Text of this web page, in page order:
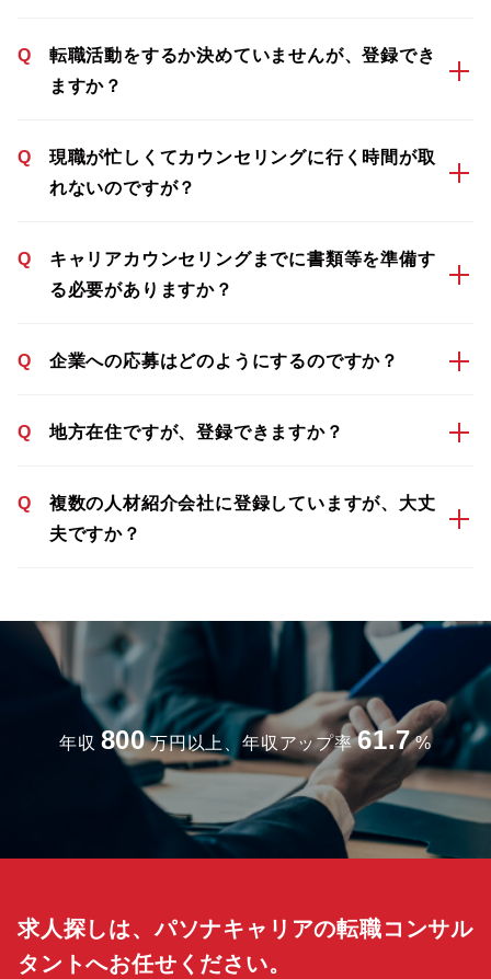
Q
転職活動をするか決めていませんが、登録でき
ますか？
Q
現職が忙しくてカウンセリングに行く時間が取
れないのですが？
Q
キャリアカウンセリングまでに書類等を準備す
る必要がありますか？
Q 企業への応募はどのようにするのですか？
Q 地方在住ですが、登録できますか？
Q
複数の人材紹介会社に登録していますが、大丈
夫ですか？
年収 800 万円以上、年収アップ率 61.7 %
求人探しは、パソナキャリアの転職コンサル
タントへお任せください。